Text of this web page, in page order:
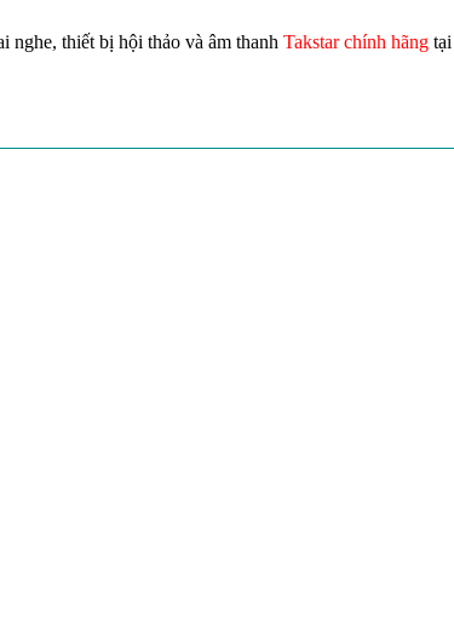
nghe, thiết bị hội thảo và âm thanh Takstar chính hãng